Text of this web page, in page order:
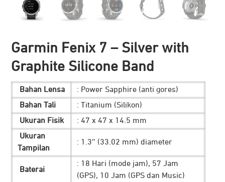
Garmin Fenix 7 – Silver with
Graphite Silicone Band
Bahan Lensa
: Power Sapphire (anti gores)
Bahan Tali
: Titanium (Silikon)
Ukuran Fisik
: 47 x 47 x 14.5 mm
Ukuran
Tampilan
: 1.3″ (33.02 mm) diameter
Baterai
: 18 Hari (mode jam), 57 Jam
(GPS), 10 Jam (GPS dan Music)